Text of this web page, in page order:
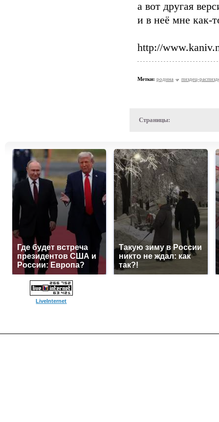
а вот другая
и в неё мне как-
http://
Метки: родина пиздец-
Страницы:
Где будет встреча
президентов США и
России: Европа?
Такую зиму в России
никто не ждал: как
так?!
LiveInternet